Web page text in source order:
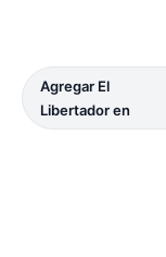
Agregar El
Libertador en